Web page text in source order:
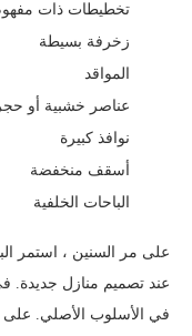
تخطيطات ذات
زخرفة بسيطة
المواقد
عناصر خشبية أو
نوافذ كبيرة
أسقف منخفضة
الباحات الخلفية
على مر السنين ، استمر
عند تصميم منازل جديدة.
في الأسلوب الأصلي. على